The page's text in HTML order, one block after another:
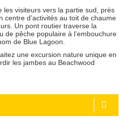
les visiteurs vers la partie sud, près
centre d’activités au toit de chaume
Un pont routier traverse la
de pêche populaire à l’embouchure
de Blue Lagoon.
une excursion nature unique en
les jambes au Beachwood